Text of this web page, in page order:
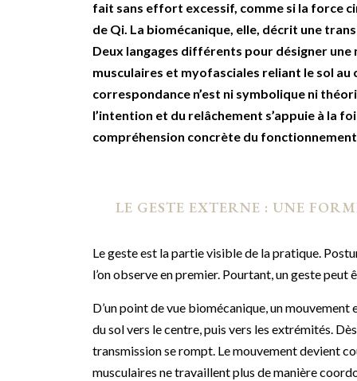
fait sans effort excessif, comme si la force
de Qi. La biomécanique, elle, décrit une
Deux langages différents pour désigner
musculaires et myofasciales reliant le sol
correspondance n’est ni symbolique ni
l’intention et du relâchement s’appuie à la
compréhension concrète du
LE GESTE EXTERNE : UNE
Le geste est la partie visible de la pratique.
l’on observe en premier. Pourtant, un geste
D’un point de vue biomécanique, un
du sol vers le centre, puis vers les extrémités.
transmission se rompt. Le mouvement devient
musculaires ne travaillent plus de manière